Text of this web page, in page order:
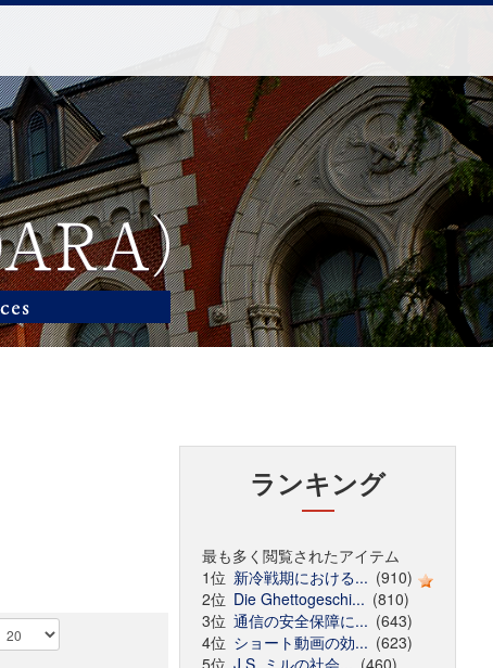
ランキング
最も多く閲覧されたアイテム
1位 新冷戦期における... (910)
2位 Die Ghettogeschi... (810)
3位 通信の安全保障に... (643)
4位 ショート動画の効... (623)
5位 J.S. ミルの社会... (460)